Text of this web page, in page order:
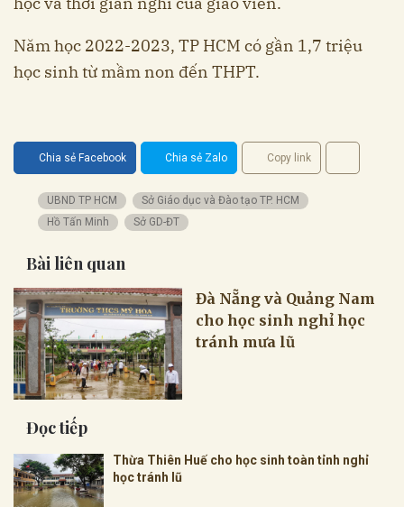
Năm học 2022-2023, TP HCM có gần 1,7 triệu
học sinh từ mầm non đến THPT.
Chia sẻ Facebook Chia sẻ Zalo Copy link
UBND TP HCM
Sở Giáo dục và Đào tạo TP. HCM
Hồ Tấn Minh
Sở GD-ĐT
Bài liên quan
Đà Nẵng và Quảng Nam
cho học sinh nghỉ học
tránh mưa lũ
Đọc tiếp
Thừa Thiên Huế cho học sinh toàn tỉnh nghỉ
học tránh lũ